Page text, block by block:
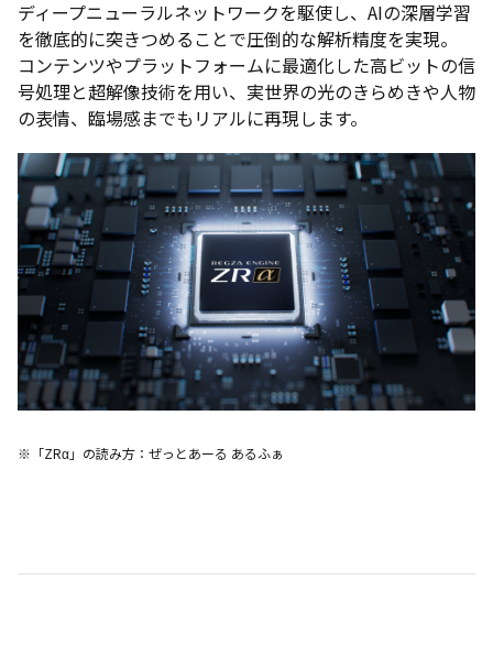
ディープニューラルネットワークを駆使し、AIの深層学習
を徹底的に突きつめることで圧倒的な解析精度を実現。
コンテンツやプラットフォームに最適化した高ビットの信
号処理と超解像技術を用い、実世界の光のきらめきや人物
の表情、臨場感までもリアルに再現します。
※「ZRα」の読み方：ぜっとあーる あるふぁ